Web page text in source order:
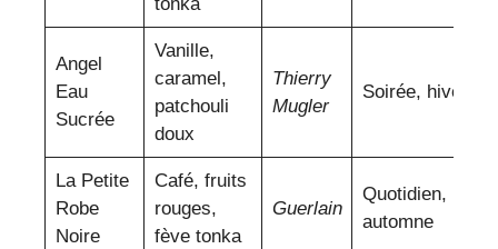
tonka
Angel
Eau
Sucrée
Vanille,
caramel,
patchouli
doux
Thierry
Mugler
Soirée, hiver
La Petite
Robe
Noire
Café, fruits
rouges,
fève tonka
Guerlain
Quotidien,
automne